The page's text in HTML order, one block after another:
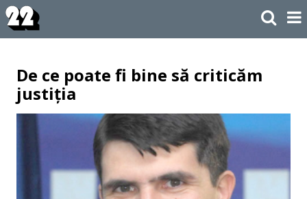
De ce poate fi bine să criticăm
justiția